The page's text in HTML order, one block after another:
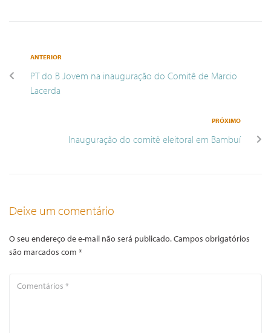
ANTERIOR
PT do B Jovem na inauguração do Comitê de Marcio
Lacerda
PRÓXIMO
Inauguração do comitê eleitoral em Bambuí
Deixe um comentário
O seu endereço de e-mail não será publicado.Campos obrigatórios
são marcados com *